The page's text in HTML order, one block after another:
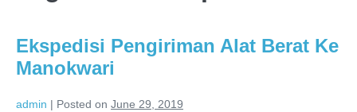
Ekspedisi Pengiriman Alat Berat Ke
Manokwari
admin | Posted on June 29, 2019